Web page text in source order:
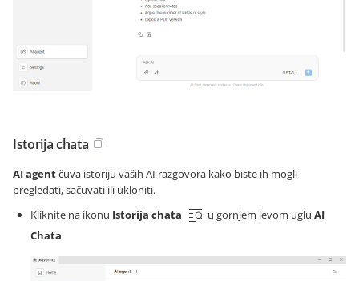
Istorija chata
AI agentčuva istoriju vaših AI razgovora kako biste ih mogli
pregledati, sačuvati ili ukloniti.
Kliknite na ikonu Istorija chata u gornjem levom uglu AI
Chata.